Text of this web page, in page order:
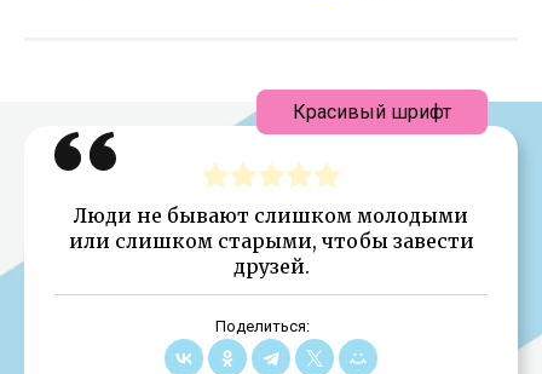
Люди не бывают слишком молодыми
или слишком старыми, чтобы завести
друзей.
Поделиться:
Красивый шрифт